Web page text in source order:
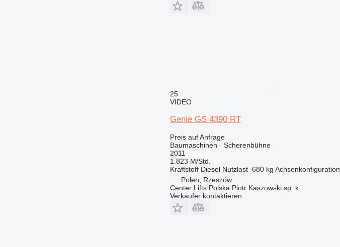
25
VIDEO
Genie GS 4390 RT
Preis auf Anfrage
Baumaschinen - Scherenbühne
2011
1.823 M/Std.
Kraftstoff Diesel Nutzlast 680 kg Achsenkonfiguration
Polen, Rzeszów
Center Lifts Polska Piotr Kaszowski sp. k.
Verkäufer kontaktieren